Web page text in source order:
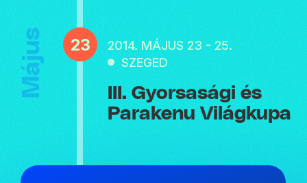
Május 23
2014. MÁJUS 23 - 25.
SZEGED
III. Gyorsasági és
Parakenu Világkupa